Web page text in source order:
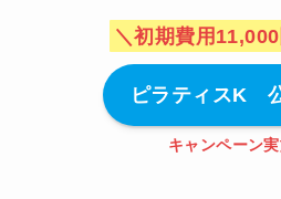
＼初期費用
ピラティスK
キャンペーン実